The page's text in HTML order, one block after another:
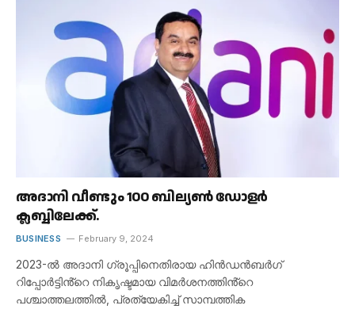
അദാനി വീണ്ടും 100 ബില്യൺ ഡോളർ
ക്ലബ്ബിലേക്ക്.
BUSINESS February 9, 2024
2023-ൽ അദാനി ഗ്രൂപ്പിനെതിരായ ഹിൻഡൻബർഗ്
റിപ്പോർട്ടിൻ്റെ നികൃഷ്ടമായ വിമർശനത്തിൻ്റെ
പശ്ചാത്തലത്തിൽ, പ്രത്യേകിച്ച് സാമ്പത്തിക